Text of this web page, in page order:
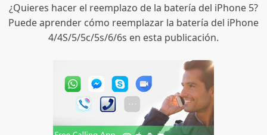
¿Quieres hacer el reemplazo de la batería del iPhone 5?
Puede aprender cómo reemplazar la batería del iPhone
4/4S/5/5c/5s/6/6s en esta publicación.